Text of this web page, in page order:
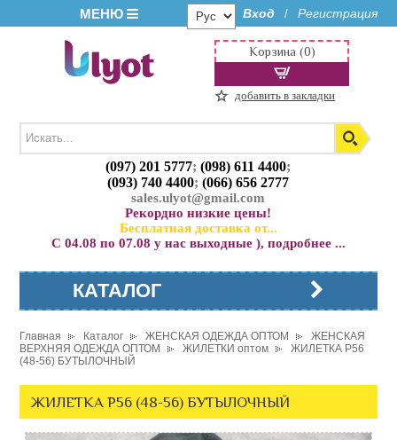
МЕНЮ Вход / Регистрация
(097) 201 5777;(098) 611 4400;
(093) 740 4400;(066) 656 2777
sales.ulyot@gmail.com
Рекордно низкие цены!
Бесплатная доставка от...
С 04.08 по 07.08 у нас выходные ), подробнее ...
Корзина (0)
добавить в закладки
КАТАЛОГ
Главная Каталог ЖЕНСКАЯ ОДЕЖДА ОПТОМ
ЖЕНСКАЯ
ВЕРХНЯЯ ОДЕЖДА ОПТОМ
ЖИЛЕТКИ оптом
ЖИЛЕТКА P56
(48-56) БУТЫЛОЧНЫЙ
ЖИЛЕТКА P56 (48-56) БУТЫЛОЧНЫЙ